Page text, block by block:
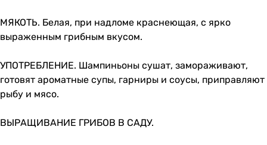
МЯКОТЬ. Белая, при надломе краснеющая, с ярко
выраженным грибным вкусом.
УПОТРЕБЛЕНИЕ. Шампиньоны сушат, замораживают,
готовят ароматные супы, гарниры и соусы, приправляют
рыбу и мясо.
ВЫРАЩИВАНИЕ ГРИБОВ В САДУ.